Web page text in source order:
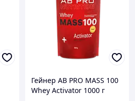
Гейнер AB PRO MASS 100
Whey Activator 1000 г